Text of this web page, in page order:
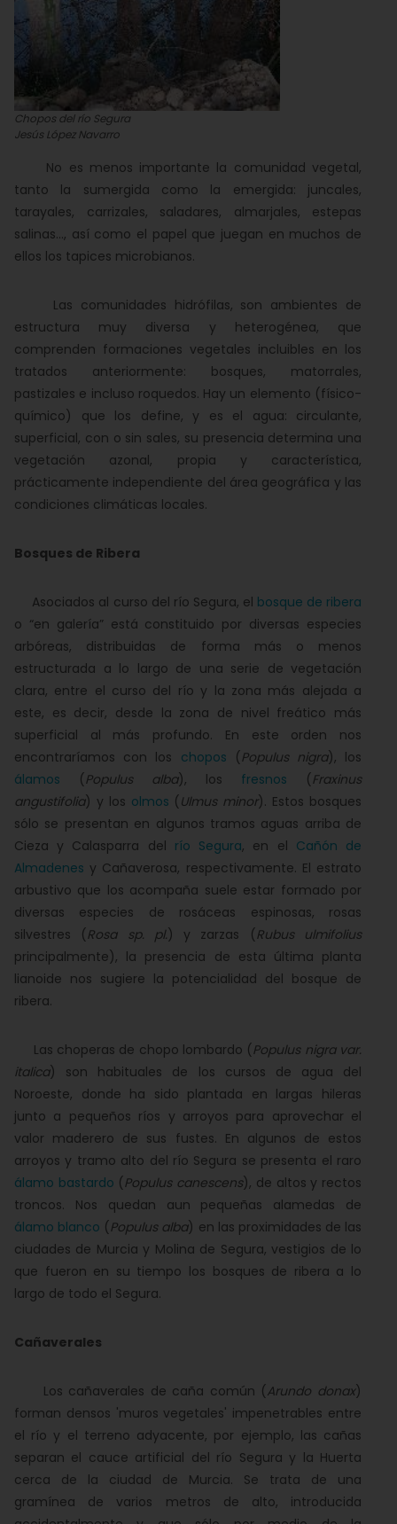
Chopos del río Segura
Jesús López Navarro
No es menos importante la comunidad vegetal,
tanto la sumergida como la emergida: juncales,
tarayales, carrizales, saladares, almarjales, estepas
salinas..., así como el papel que juegan en muchos de
ellos los tapices microbianos.
Las comunidades hidrófilas, son ambientes de
estructura muy diversa y heterogénea, que
comprenden formaciones vegetales incluibles en los
tratados anteriormente: bosques, matorrales,
pastizales e incluso roquedos. Hay un elemento (físico-
químico) que los define, y es el agua: circulante,
superficial, con o sin sales, su presencia determina una
vegetación azonal, propia y característica,
prácticamente independiente del área geográfica y las
condiciones climáticas locales.
Bosques de Ribera
Asociados al curso del río Segura, el bosque de ribera
o “en galería” está constituido por diversas especies
arbóreas, distribuidas de forma más o menos
estructurada a lo largo de una serie de vegetación
clara, entre el curso del río y la zona más alejada a
este, es decir, desde la zona de nivel freático más
superficial al más profundo. En este orden nos
encontraríamos con los chopos (Populus nigra), los
álamos (Populus alba), los fresnos (Fraxinus
angustifolia) y los olmos ( Ulmus minor). Estos bosques
sólo se presentan en algunos tramos aguas arriba de
Cieza y Calasparra del río Segura, en el Cañón de
Almadenes y Cañaverosa, respectivamente. El estrato
arbustivo que los acompaña suele estar formado por
diversas especies de rosáceas espinosas, rosas
silvestres (Rosa sp. pl.) y zarzas (Rubus ulmifolius
principalmente), la presencia de esta última planta
lianoide nos sugiere la potencialidad del bosque de
ribera.
Las choperas de chopo lombardo (Populus nigra var.
italica) son habituales de los cursos de agua del
Noroeste, donde ha sido plantada en largas hileras
junto a pequeños ríos y arroyos para aprovechar el
valor maderero de sus fustes. En algunos de estos
arroyos y tramo alto del río Segura se presenta el raro
álamo bastardo (Populus canescens), de altos y rectos
troncos. Nos quedan aun pequeñas alamedas de
álamo blanco (Populus alba) en las proximidades de las
ciudades de Murcia y Molina de Segura, vestigios de lo
que fueron en su tiempo los bosques de ribera a lo
largo de todo el Segura.
Cañaverales
Los cañaverales de caña común (Arundo donax)
forman densos 'muros vegetales' impenetrables entre
el río y el terreno adyacente, por ejemplo, las cañas
separan el cauce artificial del río Segura y la Huerta
cerca de la ciudad de Murcia. Se trata de una
gramínea de varios metros de alto, introducida